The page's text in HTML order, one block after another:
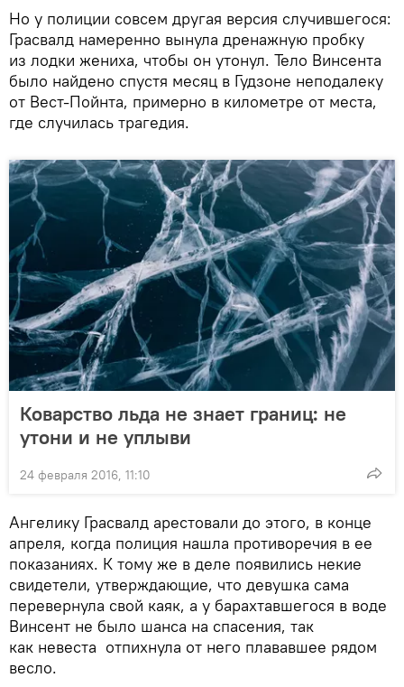
Но у полиции совсем другая версия случившегося:
Грасвалд намеренно вынула дренажную пробку
из лодки жениха, чтобы он утонул. Тело Винсента
было найдено спустя месяц в Гудзоне неподалеку
от Вест-Пойнта, примерно в километре от места,
где случилась трагедия.
Коварство льда не знает границ: не
утони и не уплыви
24 февраля 2016, 11:10
Ангелику Грасвалд арестовали до этого, в конце
апреля, когда полиция нашла противоречия в ее
показаниях. К тому же в деле появились некие
свидетели, утверждающие, что девушка сама
перевернула свой каяк, а у барахтавшегося в воде
Винсент не было шанса на спасения, так
как невеста отпихнула от него плававшее рядом
весло.